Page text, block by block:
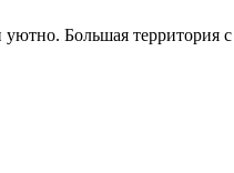
Большая территория